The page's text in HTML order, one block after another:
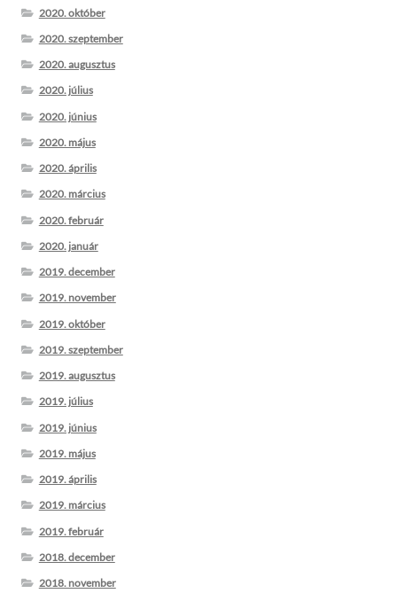
2020. október
2020. szeptember
2020. augusztus
2020. július
2020. június
2020. május
2020. április
2020. március
2020. február
2020. január
2019. december
2019. november
2019. október
2019. szeptember
2019. augusztus
2019. július
2019. június
2019. május
2019. április
2019. március
2019. február
2018. december
2018. november